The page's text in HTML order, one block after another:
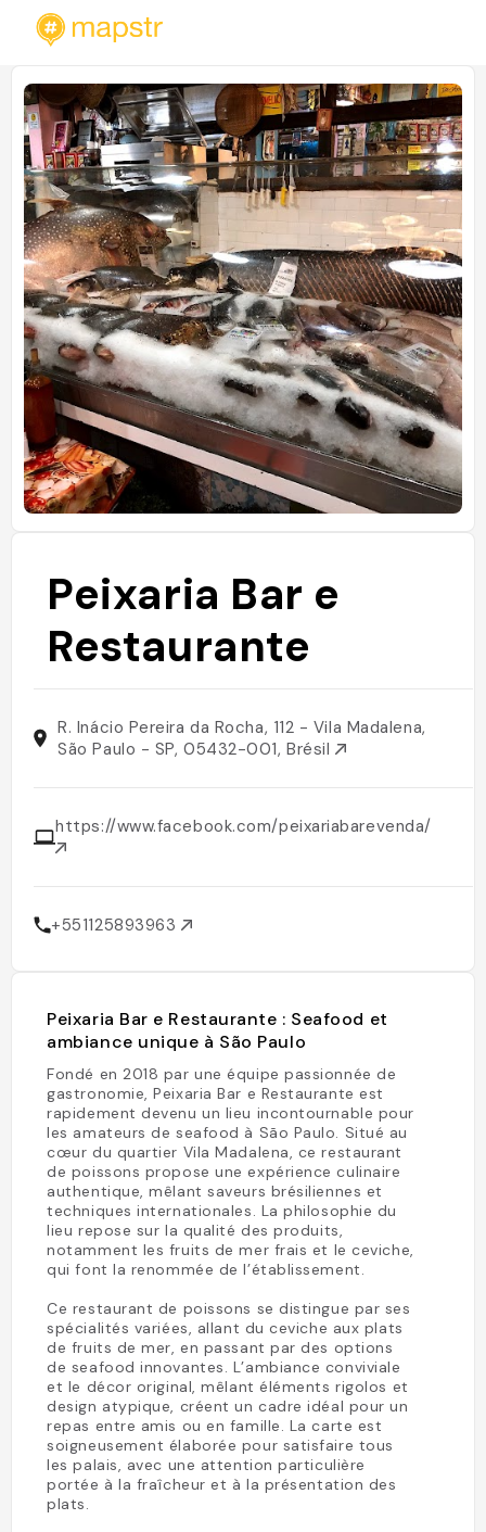
Peixaria Bar e
Restaurante
R. Inácio Pereira da Rocha, 112 - Vila Madalena,
São Paulo - SP, 05432-001, Brésil
https://www.facebook.com/peixariabarevenda/
+551125893963
Peixaria Bar e Restaurante : Seafood et
ambiance unique à São Paulo
Fondé en 2018 par une équipe passionnée de
gastronomie, Peixaria Bar e Restaurante est
rapidement devenu un lieu incontournable pour
les amateurs de seafood à São Paulo. Situé au
cœur du quartier Vila Madalena, ce restaurant
de poissons propose une expérience culinaire
authentique, mêlant saveurs brésiliennes et
techniques internationales. La philosophie du
lieu repose sur la qualité des produits,
notamment les fruits de mer frais et le ceviche,
qui font la renommée de l’établissement.
Ce restaurant de poissons se distingue par ses
spécialités variées, allant du ceviche aux plats
de fruits de mer, en passant par des options
de seafood innovantes. L’ambiance conviviale
et le décor original, mêlant éléments rigolos et
design atypique, créent un cadre idéal pour un
repas entre amis ou en famille. La carte est
soigneusement élaborée pour satisfaire tous
les palais, avec une attention particulière
portée à la fraîcheur et à la présentation des
plats.